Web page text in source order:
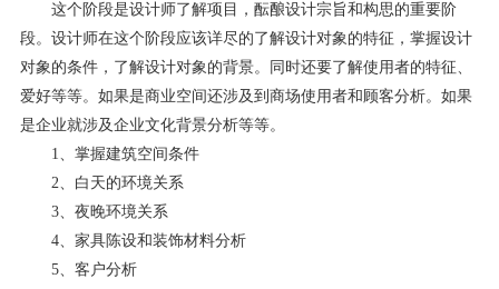
这个阶段是设计师了解项目，酝酿设计宗旨和构思的重要阶
段。设计师在这个阶段应该详尽的了解设计对象的特征，掌握设计
对象的条件，了解设计对象的背景。同时还要了解使用者的特征、
爱好等等。如果是商业空间还涉及到商场使用者和顾客分析。如果
是企业就涉及企业文化背景分析等等。
1、掌握建筑空间条件
2、白天的环境关系
3、夜晚环境关系
4、家具陈设和装饰材料分析
5、客户分析